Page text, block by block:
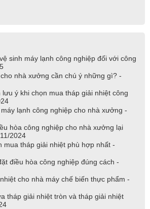
sinh máy lạnh công nghiệp đối với công
nhà xưởng cần chú ý những gì? -
lưu ý khi chọn mua tháp giải nhiệt công
lạnh công nghiệp cho nhà xưởng -
hòa công nghiệp cho nhà xưởng lại
2024
mua tháp giải nhiệt phù hợp nhất -
điều hòa công nghiệp đúng cách -
cho nhà máy chế biến thực phẩm -
tháp giải nhiệt tròn và tháp giải nhiệt